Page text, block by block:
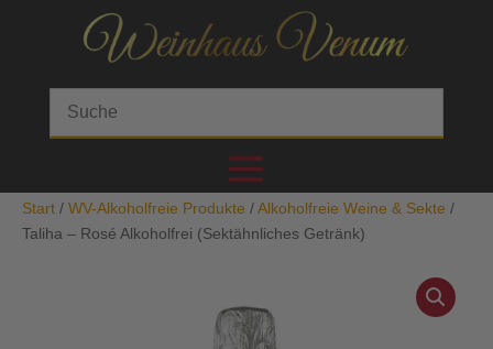
Start/ WV-Alkoholfreie Produkte /Alkoholfreie Weine & Sekte /
Taliha – Rosé Alkoholfrei (Sektähnliches Getränk)